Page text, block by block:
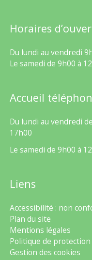
Horaires
Du lundi au vendredi
Le samedi de 9h00 à
Accueil
Du lundi au vendredi
17h00
Le samedi de 9h00 à
Liens
Accessibilité : non
Plan du site
Mentions légales
Politique de
Gestion des cookies